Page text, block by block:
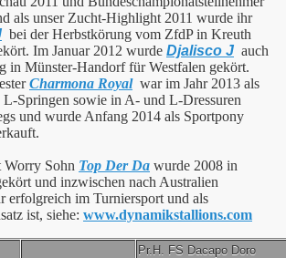
als unser Zucht-Highlight 2011 wurde ihr
bei der Herbstkörung vom ZfdP in Kreuth
Im Januar 2012 wurde Djalisco J auch
in Münster-Handorf für Westfalen gekört.
Charmona Royalwar im Jahr 2013 als
Springen sowie in A- und L-Dressuren
und wurde Anfang 2014 als Sportpony
Worry Sohn Top Der Da wurde 2008 in
und inzwischen nach Australien
erfolgreich im Turniersport und als
ist, siehe: www.dynamikstallions.com
Pr.H. FS Dacapo Doro